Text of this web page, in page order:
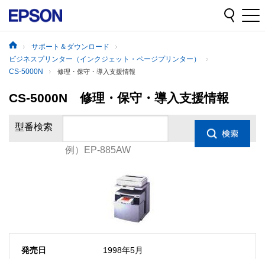
サポート＆ダウンロード
ビジネスプリンター（インクジェット・ページプリンター）
CS-5000N
修理・保守・導入支援情報
CS-5000N 修理・保守・導入支援情報
型番検索
例）EP-885AW
発売日 1998年5月